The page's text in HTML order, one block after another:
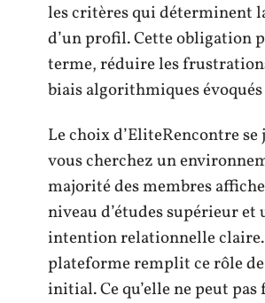
les critères qui déterminent
d’un profil. Cette obligation
terme, réduire les
biais algorithmiques
Le choix d’EliteRencontre
vous cherchez un
majorité des membres
niveau d’études supérieur et
intention relationnelle
plateforme remplit ce rôle
initial. Ce qu’elle ne peut pas